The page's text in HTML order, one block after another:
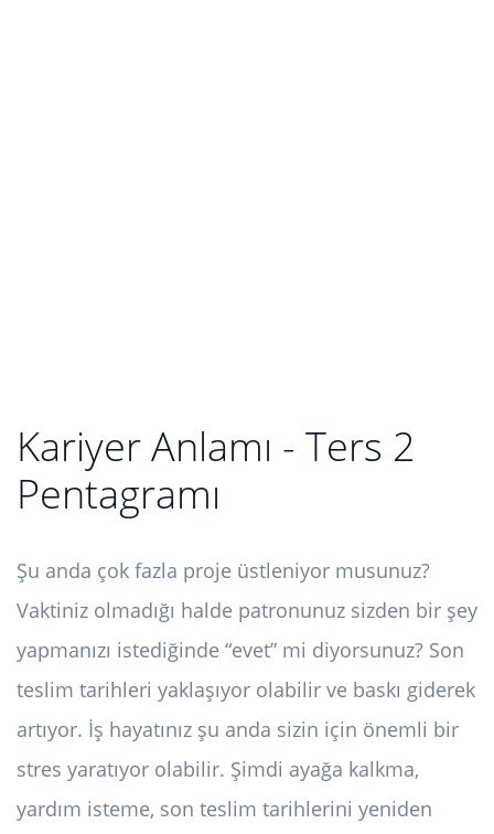
Kariyer Anlamı - Ters 2
Pentagramı
Şu anda çok fazla proje üstleniyor musunuz?
Vaktiniz olmadığı halde patronunuz sizden bir şey
yapmanızı istediğinde “evet” mi diyorsunuz? Son
teslim tarihleri ​​yaklaşıyor olabilir ve baskı giderek
artıyor. İş hayatınız şu anda sizin için önemli bir
stres yaratıyor olabilir. Şimdi ayağa kalkma,
yardım isteme, son teslim tarihlerini yeniden